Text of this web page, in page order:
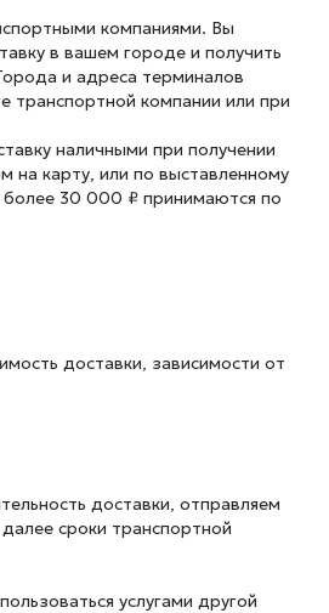
компаниями. Вы
в вашем городе и получить
и адреса терминалов
транспортной компании или при
наличными при получении
на карту, или по выставленному
более 30 000 ₽ принимаются по
доставки, зависимости от
доставки, отправляем
сроки транспортной
услугами другой